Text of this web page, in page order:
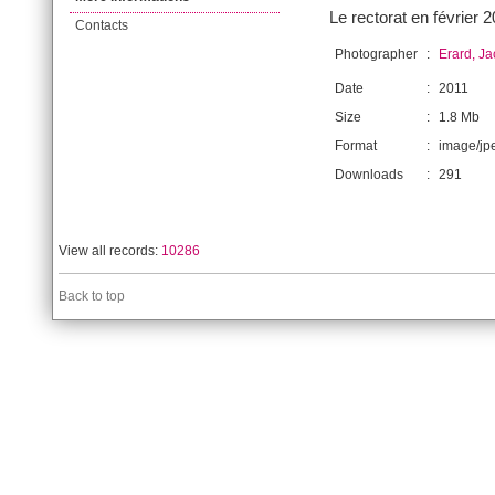
Contacts
Le rectorat en février
Photographer : Erard,
Date : 2011
Size
:
1.8 Mb
Format
: image/
Downloads
: 291
View all records: 10286
Back to top